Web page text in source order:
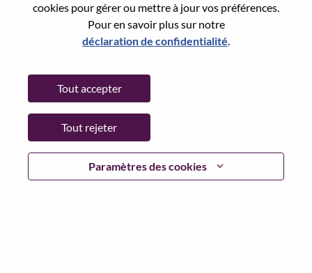
cookies pour gérer ou mettre à jour vos préférences.
Pour en savoir plus sur notre
déclaration de confidentialité.
Paramètres des cookies
Tout accepter
Tout rejeter
Continue
Go Back